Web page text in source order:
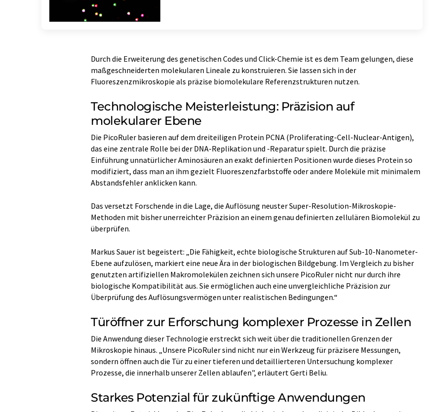
Durch die Erweiterung des genetischen Codes und Click-Chemie ist es dem Team gelungen, diese
maßgeschneiderten molekularen Lineale zu konstruieren. Sie lassen sich in der
Fluoreszenzmikroskopie als präzise biomolekulare Referenzstrukturen nutzen.
Technologische Meisterleistung: Präzision auf
molekularer Ebene
Die PicoRuler basieren auf dem dreiteiligen Protein PCNA (Proliferating-Cell-Nuclear-Antigen),
das eine zentrale Rolle bei der DNA-Replikation und -Reparatur spielt. Durch die präzise
Einführung unnatürlicher Aminosäuren an exakt definierten Positionen wurde dieses Protein so
modifiziert, dass man an ihm gezielt Fluoreszenzfarbstoffe oder andere Moleküle mit minimalem
Abstandsfehler anklicken kann.
Das versetzt Forschende in die Lage, die Auflösung neuster Super-Resolution-Mikroskopie-
Methoden mit bisher unerreichter Präzision an einem genau definierten zellulären Biomolekül zu
überprüfen.
Markus Sauer ist begeistert: „Die Fähigkeit, echte biologische Strukturen auf Sub-10-Nanometer-
Ebene aufzulösen, markiert eine neue Ära in der biologischen Bildgebung. Im Vergleich zu bisher
genutzten artifiziellen Makromolekülen zeichnen sich unsere PicoRuler nicht nur durch ihre
biologische Kompatibilität aus. Sie ermöglichen auch eine unvergleichliche Präzision zur
Überprüfung des Auflösungsvermögen unter realistischen Bedingungen.“
Türöffner zur Erforschung komplexer Prozesse in Zellen
Die Anwendung dieser Technologie erstreckt sich weit über die traditionellen Grenzen der
Mikroskopie hinaus. „Unsere PicoRuler sind nicht nur ein Werkzeug für präzisere Messungen,
sondern öffnen auch die Tür zu einer tieferen und detaillierteren Untersuchung komplexer
Prozesse, die innerhalb unserer Zellen ablaufen", erläutert Gerti Beliu.
Starkes Potenzial für zukünftige Anwendungen